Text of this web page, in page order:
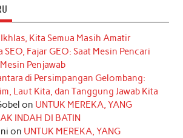
Kita Semua Masih Amatir
SEO, Fajar GEO: Saat Mesin Pencari
Penjawab
di Persimpangan Gelombang:
Laut Kita, dan Tanggung Jawab Kita
on UNTUK MEREKA, YANG
INDAH DI BATIN
on UNTUK MEREKA, YANG